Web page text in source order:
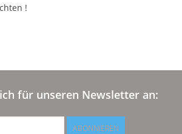
!
für unseren Newsletter an:
ABONNIEREN